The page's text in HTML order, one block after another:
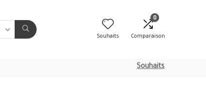
Souhaits
0
Comparaison
Souhaits